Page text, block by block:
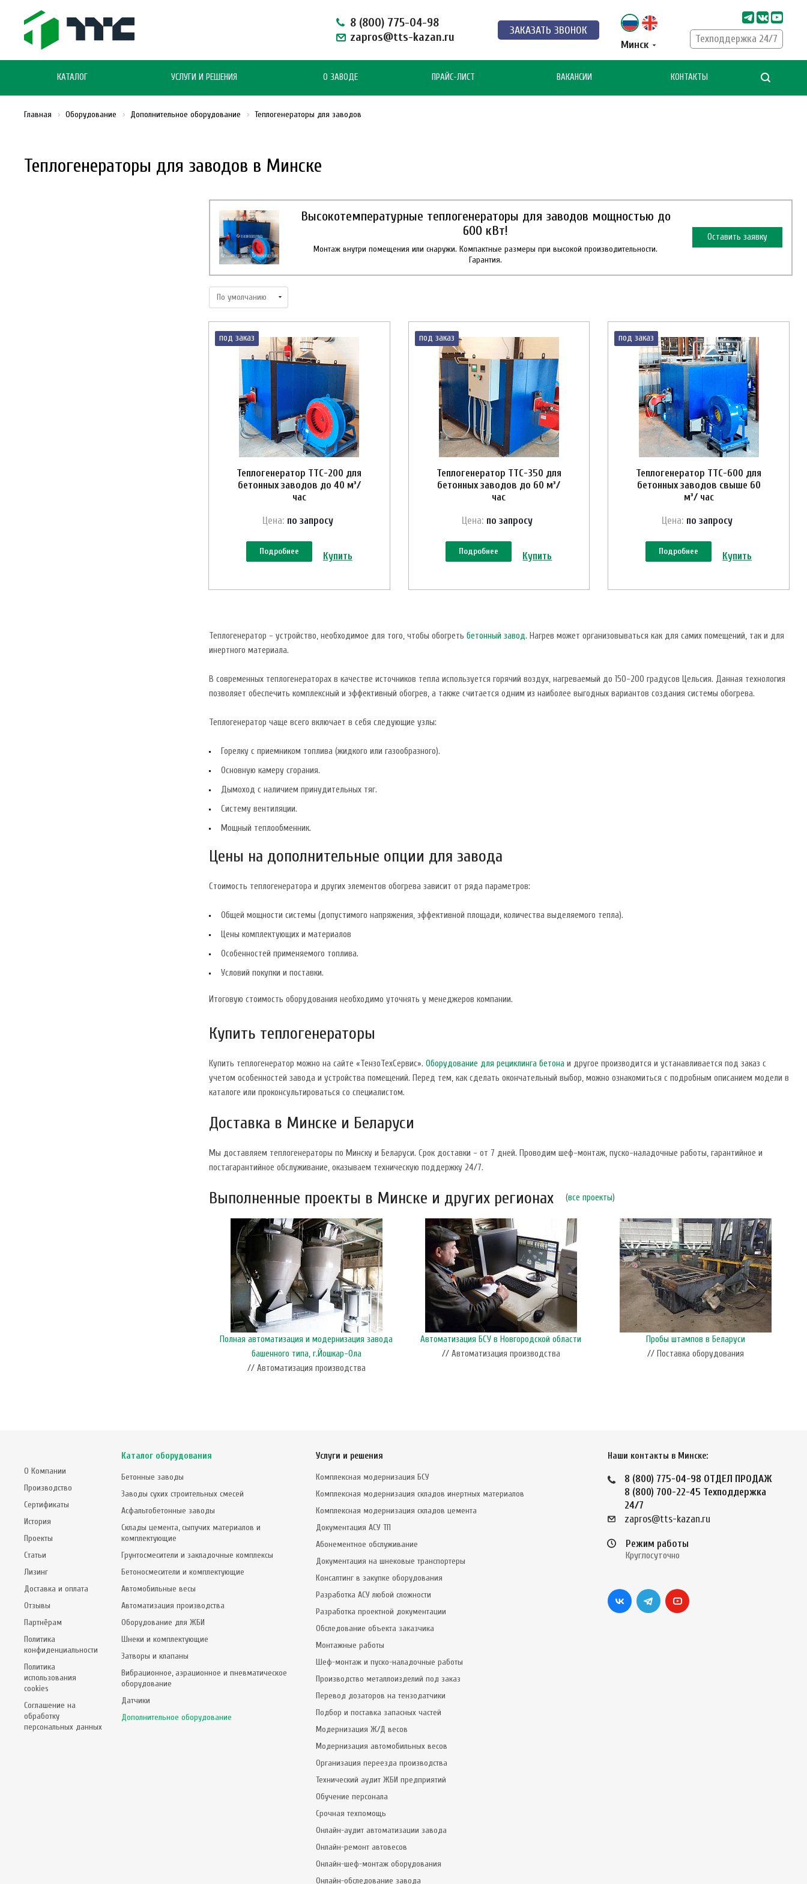
8 (800) 775-04-98
zapros@tts-kazan.ru
ЗАКАЗАТЬ ЗВОНОК
Минск
Техподдержка 24/7
КАТАЛОГ УСЛУГИ И РЕШЕНИЯ О ЗАВОДЕ ПРАЙС-ЛИСТ ВАКАНСИИ КОНТАКТЫ
Теплогенераторы для заводов в Минске
Главная Оборудование Дополнительное оборудование Теплогенераторы для заводов
Высокотемпературные теплогенераторы для заводов мощностью до
600 кВт!
Монтаж внутри помещения или снаружи. Компактные размеры при высокой производительности.
Гарантия.
Оставить заявку
под заказ
Теплогенератор ТТС-200 для
бетонных заводов до 40 м³/
час
Цена: по запросу
Подробнее Купить
под заказ
Теплогенератор ТТС-350 для
бетонных заводов до 60 м³/
час
Цена: по запросу
Подробнее Купить
под заказ
Теплогенератор ТТС-600 для
бетонных заводов свыше 60
м³/ час
Цена: по запросу
Подробнее Купить
Теплогенератор - устройство, необходимое для того, чтобы обогреть бетонный завод. Нагрев может организовываться как для самих помещений, так и для
инертного материала.
В современных теплогенераторах в качестве источников тепла используется горячий воздух, нагреваемый до 150-200 градусов Цельсия. Данная технология
позволяет обеспечить комплексный и эффективный обогрев, а также считается одним из наиболее выгодных вариантов создания системы обогрева.
Теплогенератор чаще всего включает в себя следующие узлы:
Горелку с приемником топлива (жидкого или газообразного).
Основную камеру сгорания.
Дымоход с наличием принудительных тяг.
Систему вентиляции.
Мощный теплообменник.
Цены на дополнительные опции для завода
Стоимость теплогенератора и других элементов обогрева зависит от ряда параметров:
Общей мощности системы (допустимого напряжения, эффективной площади, количества выделяемого тепла).
Цены комплектующих и материалов
Особенностей применяемого топлива.
Условий покупки и поставки.
Итоговую стоимость оборудования необходимо уточнять у менеджеров компании.
Купить теплогенераторы
Купить теплогенератор можно на сайте «ТензоТехСервис». Оборудование для рециклинга бетона и другое производится и устанавливается под заказ с
учетом особенностей завода и устройства помещений. Перед тем, как сделать окончательный выбор, можно ознакомиться с подробным описанием модели в
каталоге или проконсультироваться со специалистом.
Доставка в Минске и Беларуси
Мы доставляем теплогенераторы по Минску и Беларуси. Срок доставки - от 7 дней. Проводим шеф-монтаж, пуско-наладочные работы, гарантийное и
постагарантийное обслуживание, оказываем техническую поддержку 24/7.
Выполненные проекты в Минске и других регионах (все проекты)
Полная автоматизация и модернизация завода
башенного типа, г.Йошкар-Ола
// Автоматизация производства
Автоматизация БСУ в Новгородской области
// Автоматизация производства
Пробы штампов в Беларуси
// Поставка оборудования
О Компании
Производство
Сертификаты
История
Проекты
Статьи
Лизинг
Доставка и оплата
Отзывы
Партнёрам
Политика
конфиденциальности
Политика
использования
cookies
Соглашение на
обработку
персональных данных
Каталог оборудования
Бетонные заводы
Заводы сухих строительных смесей
Асфальтобетонные заводы
Склады цемента, сыпучих материалов и
комплектующие
Грунтосмесители и закладочные комплексы
Бетоносмесители и комплектующие
Автомобильные весы
Автоматизация производства
Оборудование для ЖБИ
Шнеки и комплектующие
Затворы и клапаны
Вибрационное, аэрационное и пневматическое
оборудование
Датчики
Дополнительное оборудование
Услуги и решения
Комплексная модернизация БСУ
Комплексная модернизация складов инертных материалов
Комплексная модернизация складов цемента
Документация АСУ ТП
Абонементное обслуживание
Документация на шнековые транспортеры
Консалтинг в закупке оборудования
Разработка АСУ любой сложности
Разработка проектной документации
Обследование объекта заказчика
Монтажные работы
Шеф-монтаж и пуско-наладочные работы
Производство металлоизделий под заказ
Перевод дозаторов на тензодатчики
Подбор и поставка запасных частей
Модернизация Ж/Д весов
Модернизация автомобильных весов
Организация переезда производства
Технический аудит ЖБИ предприятий
Обучение персонала
Срочная техпомощь
Онлайн-аудит автоматизации завода
Онлайн-ремонт автовесов
Онлайн-шеф-монтаж оборудования
Онлайн-обследование завода
Наши контакты в Минске:
8 (800) 775-04-98 ОТДЕЛ ПРОДАЖ
8 (800) 700-22-45 Техподдержка
24/7
zapros@tts-kazan.ru
Режим работы
Круглосуточно